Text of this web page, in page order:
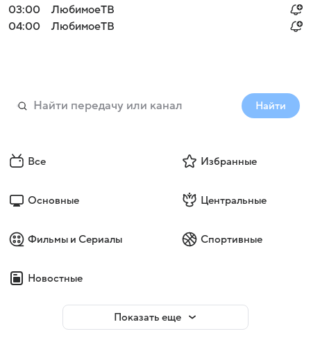
03:00
ЛюбимоеТВ
04:00
ЛюбимоеТВ
Найти
Все Избранные
Основные Центральные
Фильмы и Сериалы Спортивные
Новостные
Показать еще